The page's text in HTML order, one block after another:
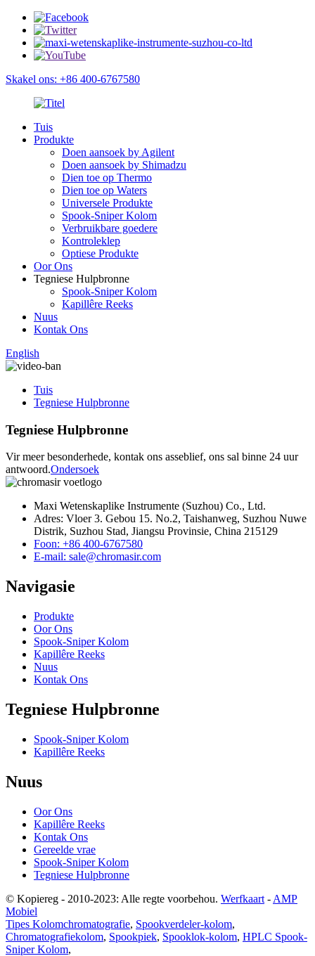
Skakel ons: +86 400-6767580
Tuis
Produkte
Doen aansoek by Agilent
Doen aansoek by Shimadzu
Dien toe op Thermo
Dien toe op Waters
Universele Produkte
Spook-Sniper Kolom
Verbruikbare goedere
Kontroleklep
Optiese Produkte
Oor Ons
Tegniese Hulpbronne
Spook-Sniper Kolom
Kapillêre Reeks
Nuus
Kontak Ons
English
Tuis
Tegniese Hulpbronne
Tegniese Hulpbronne
Vir meer besonderhede, kontak ons ​​​​asseblief, ons sal binne 24 uur
antwoord.Ondersoek
Maxi Wetenskaplike Instrumente (Suzhou) Co., Ltd.
Adres: Vloer 3. Gebou 15. No.2, Taishanweg, Suzhou Nuwe
Distrik, Suzhou Stad, Jiangsu Provinsie, China 215129
Foon: +86 400-6767580
E-mail: sale@chromasir.com
Navigasie
Produkte
Oor Ons
Spook-Sniper Kolom
Kapillêre Reeks
Nuus
Kontak Ons
Tegniese Hulpbronne
Spook-Sniper Kolom
Kapillêre Reeks
Nuus
Oor Ons
Kapillêre Reeks
Kontak Ons
Gereelde vrae
Spook-Sniper Kolom
Tegniese Hulpbronne
© Kopiereg - 2010-2023: Alle regte voorbehou. Werfkaart - AMP
Mobiel
Tipes Kolomchromatografie, Spookverdeler-kolom,
Chromatografiekolom, Spookpiek, Spooklok-kolom, HPLC Spook-
Sniper Kolom,